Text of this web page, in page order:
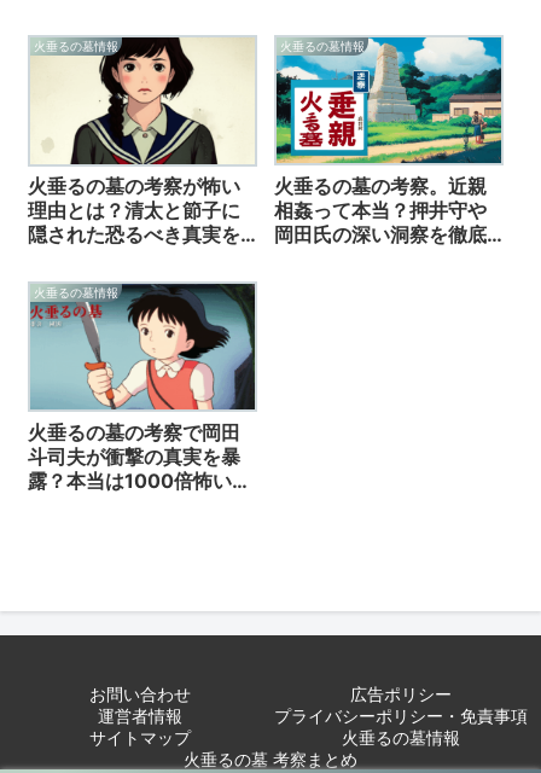
火垂るの墓情報
火垂るの墓の考察が怖い
理由とは？清太と節子に
隠された恐るべき真実を
火垂るの墓情報
火垂るの墓の考察。近親
相姦って本当？押井守や
岡田氏の深い洞察を徹底
火垂るの墓情報
火垂るの墓の考察で岡田
斗司夫が衝撃の真実を暴
露？本当は1000倍怖いホ
お問い合わせ
広告ポリシー
運営者情報
プライバシーポリシー・免責事項
サイトマップ
火垂るの墓情報
火垂るの墓 考察まとめ